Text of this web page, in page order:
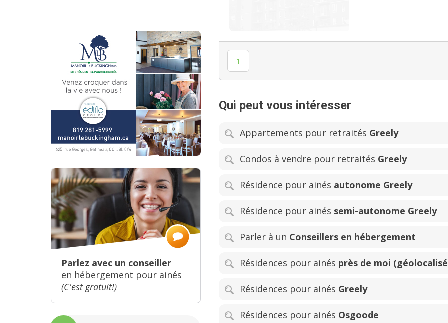
Parlez avec un conseiller
en hébergement pour ainés
(C'est gratuit!)
1
Qui peut vous intéresser
Appartements pour retraités Greely
Condos à vendre pour retraités Greely
Résidence pour ainés autonome Greely
Résidence pour ainés semi-autonome Greely
Parler à un Conseillers en hébergement
Résidences pour ainés près de moi
Résidences pour ainés Greely
Résidences pour ainés Osgoode